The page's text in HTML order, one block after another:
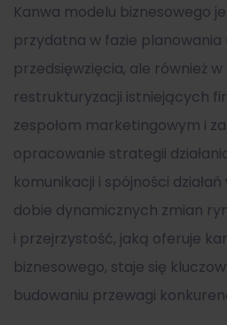
Kanwa modelu biznesowego
przydatna w fazie planowania
przedsięwzięcia, ale również
restrukturyzacji istniejących
zespołom marketingowym i
opracowanie strategii
komunikacji i spójności
dobie dynamicznych zmian
i przejrzystość, jaką oferuje
biznesowego, staje się
budowaniu przewagi